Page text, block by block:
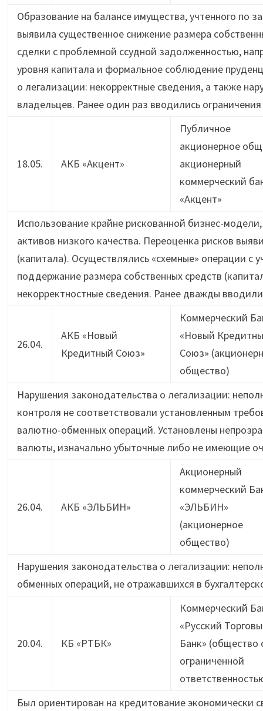
Образование на балансе имущества, учтенного по
выявила существенное снижение размера
сделки с проблемной ссудной задолженностью,
уровня капитала и формальное соблюдение
о легализации: некорректные сведения, а также
владельцев. Ранее один раз вводились
18.05. АКБ «Акцент»
Публичное
акционерное
акционерный
коммерческий
«Акцент»
Использование крайне рискованной бизнес-
активов низкого качества. Переоценка рисков
(капитала). Осуществлялись «схемные» операции с
поддержание размера собственных средств
некорректностные сведения. Ранее дважды
26.04.
АКБ «Новый
Кредитный Союз»
Коммерческий
«Новый
Союз»
общество)
Нарушения законодательства о легализации:
контроля не соответствовали установленным
валютно-обменных операций. Установлены
валюты, изначально убыточные либо не имеющие
26.04. АКБ «ЭЛЬБИН»
Акционерный
коммерческий
«ЭЛЬБИН»
(акционерное
общество)
Нарушения законодательства о легализации:
обменных операций, не отражавшихся в
20.04. КБ «РТБК»
Коммерческий
«Русский
Банк» (общество
ограниченной
Был ориентирован на кредитование экономически